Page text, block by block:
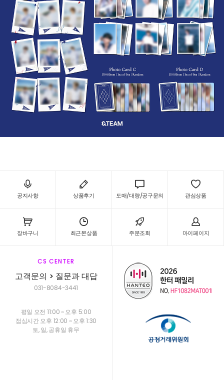
공지사항 상품후기 도매/대량/공구문의 관심상품
장바구니 최근본상품 주문조회 마이페이지
CS CENTER
고객문의 > 질문과 대답
031-8084-3441
평일 오전 11:00 ~ 오후 5:00
점심시간 오후 12:00 ~ 오후 1:30
토, 일, 공휴일 휴무